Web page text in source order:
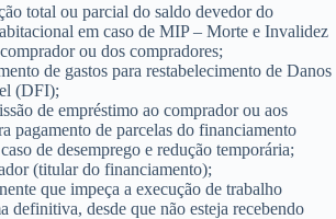
total ou parcial do saldo devedor do
em caso de MIP – Morte e Invalidez
ou dos compradores;
de gastos para restabelecimento de Danos
(DFI);
de empréstimo ao comprador ou aos
pagamento de parcelas do financiamento
de desemprego e redução temporária;
(titular do financiamento);
que impeça a execução de trabalho
definitiva, desde que não esteja recebendo